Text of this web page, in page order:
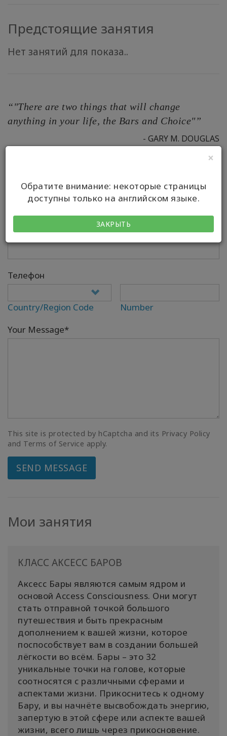
×
Обратите внимание: некоторые страницы
доступны только на английском языке.
ЗАКРЫТЬ
Предстоящие занятия
Нет занятий для показа..
“"There are two things that will change
anything in your life, the Bars and Choice"”
- GARY M. DOUGLAS
Your Full Name*
Электронная почта*
Телефон
Country/Region Code
Number
Your Message*
This site is protected by hCaptcha and its Privacy Policy
and Terms of Service apply.
SEND MESSAGE
Мои занятия
КЛАСС АКСЕСС БАРОВ
Аксесс Бары являются самым ядром и
основой Access Cоnsciousness. Они могут
стать отправной точкой большого
путешествия и быть прекрасным
дополнением к вашей жизни, которое
поспособствует вам в создании большей
лёгкости во всём. Бары – это 32
уникальные точки на голове, которые
соотносятся с различными сферами и
аспектами жизни. Прикоснитесь к одному
Бару, и вы начнёте высвобождать энергию,
запертую в этой сфере или аспекте вашей
жизни, всего лишь через прикосновение.